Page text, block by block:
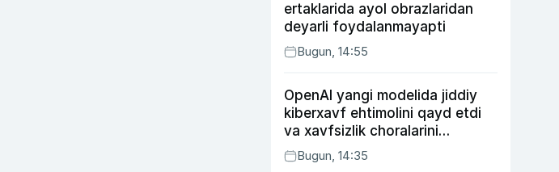
ertaklarida ayol obrazlaridan
deyarli foydalanmayapti
Bugun, 14:55
OpenAI yangi modelida jiddiy
kiberxavf ehtimolini qayd etdi
va xavfsizlik choralarini
kuchaytirdi
Bugun, 14:35